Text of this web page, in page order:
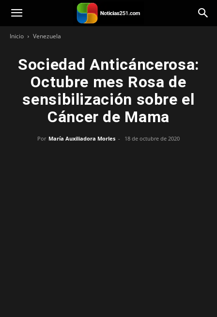
Noticias251
Inicio Venezuela
Sociedad Anticáncerosa:
Octubre mes Rosa de
sensibilización sobre el
Cáncer de Mama
Por María Auxiliadora Morles - 18 de octubre de 2020